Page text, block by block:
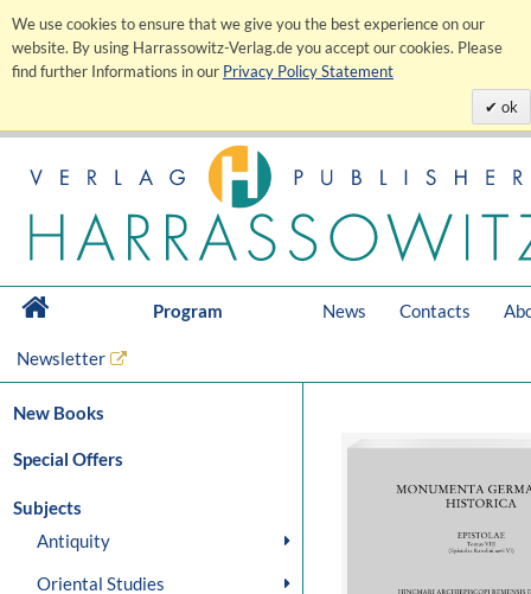
We use cookies to ensure that we give you the best experience on our
website. By using Harrassowitz-Verlag.de you accept our cookies. Please
find further Informations in our Privacy Policy Statement
ok
Program News Contacts
Newsletter
New Books
Special Offers
Subjects
Antiquity
Oriental Studies